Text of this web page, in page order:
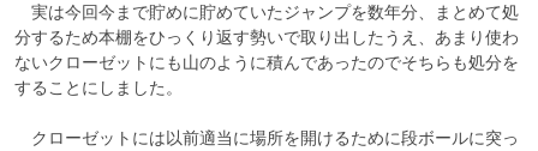
実は今回今まで貯めに貯めていたジャンプを数年分、まとめて処
分するため本棚をひっくり返す勢いで取り出したうえ、あまり使わ
ないクローゼットにも山のように積んであったのでそちらも処分を
することにしました。
クローゼットには以前適当に場所を開けるために段ボールに突っ